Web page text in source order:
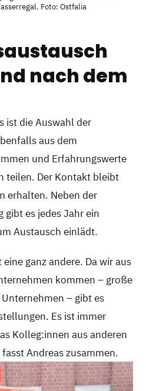
Foto: Ostfalia
nach dem
ist die Auswahl der
aus dem
und Erfahrungswerte
teilen. Der Kontakt bleibt
erhalten. Neben der
es jedes Jahr ein
Austausch einlädt.
ganz andere. Da wir aus
kommen – große
– gibt es
Es ist immer
Kolleg:innen aus anderen
Andreas zusammen.